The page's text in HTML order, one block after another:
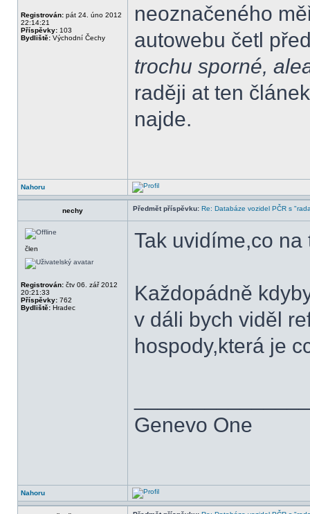
Registrován: pát 24. úno 2012
22:14:21
Příspěvky: 103
Bydliště: Východní Čechy
neoznačeného
autowebu četl
trochu sporné,
raději at ten
najde.
Nahoru
nechy Předmět příspěvku: Re: Databáze vozidel PČR s
člen
Registrován: čtv 06. zář 2012
20:21:33
Příspěvky: 762
Bydliště: Hradec
Tak uvidíme,co
Každopádně
v dáli bych viděl
hospody,která je
Genevo One
Nahoru